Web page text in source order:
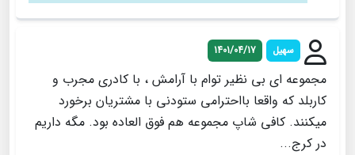
سهیل 1401/04/17
مجموعه ای بی نظیر توام با آرامش ، با کادری مجرب و
کاربلد که واقعا بااحترامی ستودنی با مشتریان برخورد
میکنند. کافی شاپ مجموعه هم فوق العاده بود. مگه داریم
در کرج...